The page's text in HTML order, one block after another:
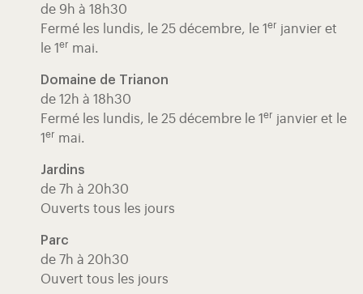
de 9h à 18h30
Fermé les lundis, le 25 décembre, le 1 er janvier et
le 1 er mai.
Domaine de Trianon
de 12h à 18h30
Fermé les lundis, le 25 décembre le 1 er janvier et le
1 er mai.
Jardins
de 7h à 20h30
Ouverts tous les jours
Parc
de 7h à 20h30
Ouvert tous les jours